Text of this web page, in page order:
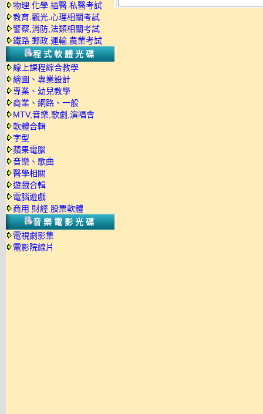
物理.化學.插醫.私醫考試
教育.觀光.心理相關考試
警察,消防,法類相關考試
鐵路.郵政.運輸.農業考試
程式軟體光碟
線上課程綜合教學
繪圖、專業設計
專業、幼兒教學
商業、網路、一般
MTV,音樂,歌劇,演唱會
軟體合輯
字型
蘋果電腦
音樂、歌曲
醫學相關
遊戲合輯
電腦遊戲
商用.財經.股票軟體
音樂電影光碟
電視劇影集
電影院線片